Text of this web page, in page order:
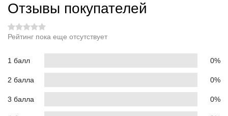
Отзывы покупателей
Рейтинг пока еще отсутствует
1 балл 0%
2 балла 0%
3 балла 0%